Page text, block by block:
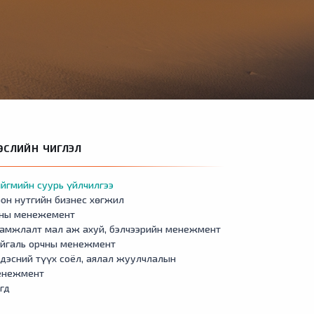
Гурвантэс Манлай
ЧИГЛЭЛ
суурь үйлчилгээ
нутгийн бизнес хөгжил
менежемент
мал аж ахуй, бэлчээрийн менежмент
орчны менежмент
түүх соёл, аялал жуулчлалын